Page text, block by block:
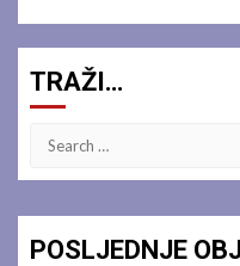
TRAŽI…
Search
POSLJEDNJE